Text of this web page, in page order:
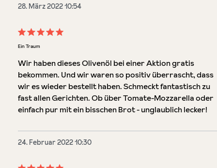
28. März 2022 10:54
Bewertung mit 5 von 5 Sternen
Ein Traum
Wir haben dieses Olivenöl bei einer Aktion gratis
bekommen. Und wir waren so positiv überrascht, dass
wir es wieder bestellt haben. Schmeckt fantastisch zu
fast allen Gerichten. Ob über Tomate-Mozzarella oder
einfach pur mit ein bisschen Brot - unglaublich lecker!
24. Februar 2022 10:30